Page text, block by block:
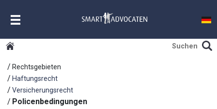
Rechtsgebieten
Haftungsrecht
Versicherungsrecht
Policenbedingungen